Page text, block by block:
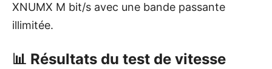
XNUMX M bit/s avec une bande passante
illimitée.
📊 Résultats du test de vitesse